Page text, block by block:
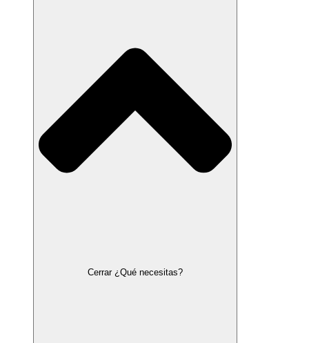
Cerrar ¿Qué necesitas?